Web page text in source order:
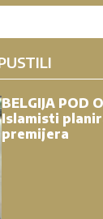
BELGIJA POD
Islamisti
premijera